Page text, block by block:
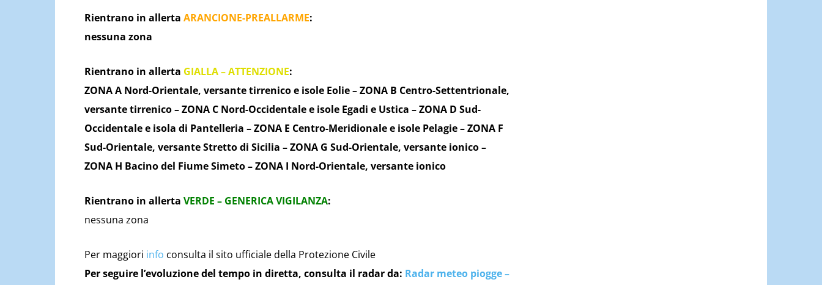
Rientrano in allerta ARANCIONE-PREALLARME:
nessuna zona
Rientrano in allerta GIALLA – ATTENZIONE:
ZONA A Nord-Orientale, versante tirrenico e isole Eolie – ZONA B Centro-Settentrionale,
versante tirrenico – ZONA C Nord-Occidentale e isole Egadi e Ustica – ZONA D Sud-
Occidentale e isola di Pantelleria – ZONA E Centro-Meridionale e isole Pelagie – ZONA F
Sud-Orientale, versante Stretto di Sicilia – ZONA G Sud-Orientale, versante ionico –
ZONA H Bacino del Fiume Simeto – ZONA I Nord-Orientale, versante ionico
Rientrano in allerta VERDE – GENERICA VIGILANZA:
nessuna zona
Per maggiori info consulta il sito ufficiale della Protezione Civile
Per seguire l’evoluzione del tempo in diretta, consulta il radar da: Radar meteo piogge –